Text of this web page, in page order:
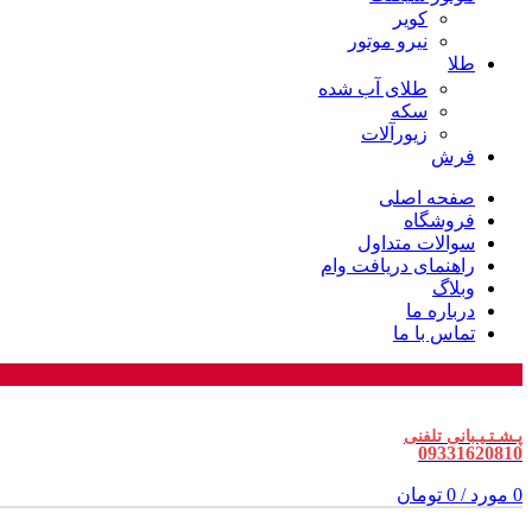
کویر
نیرو موتور
طلا
طلای آب شده
سکه
زیورآلات
فرش
صفحه اصلی
فروشگاه
سوالات متداول
راهنمای دریافت وام
وبلاگ
درباره ما
تماس با ما
پـشـتـیـبانی تلفنی
09331620810
0 مورد /
0 تومان